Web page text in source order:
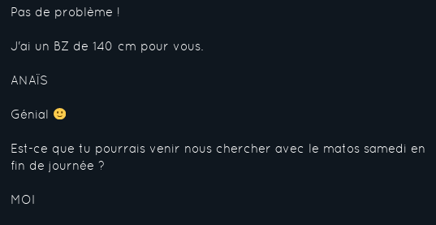
Pas de problème !
J'ai un BZ de 140 cm pour vous.
ANAÏS
Génial
Est-ce que tu pourrais venir nous chercher avec le matos samedi en
fin de journée ?
MOI